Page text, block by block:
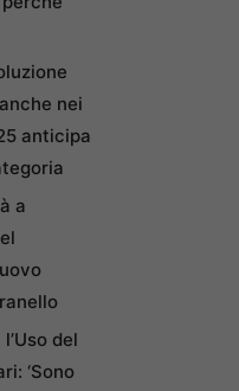
nei
anticipa
a
del
‘Sono